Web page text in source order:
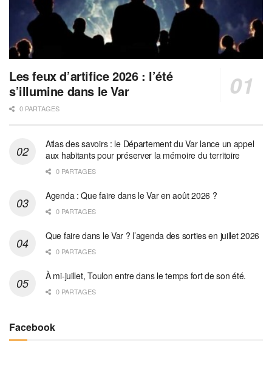
Les feux d’artifice 2026 : l’été
s’illumine dans le Var
0 PARTAGES
Atlas des savoirs : le Département du Var lance un appel
aux habitants pour préserver la mémoire du territoire
0 PARTAGES
Agenda : Que faire dans le Var en août 2026 ?
0 PARTAGES
Que faire dans le Var ? l’agenda des sorties en juillet 2026
0 PARTAGES
À mi-juillet, Toulon entre dans le temps fort de son été.
0 PARTAGES
Facebook